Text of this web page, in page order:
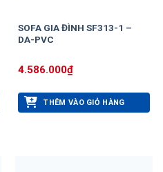
SOFA GIA ĐÌNH SF313-1 –
DA-PVC
4.586.000₫
THÊM VÀO GIỎ HÀNG